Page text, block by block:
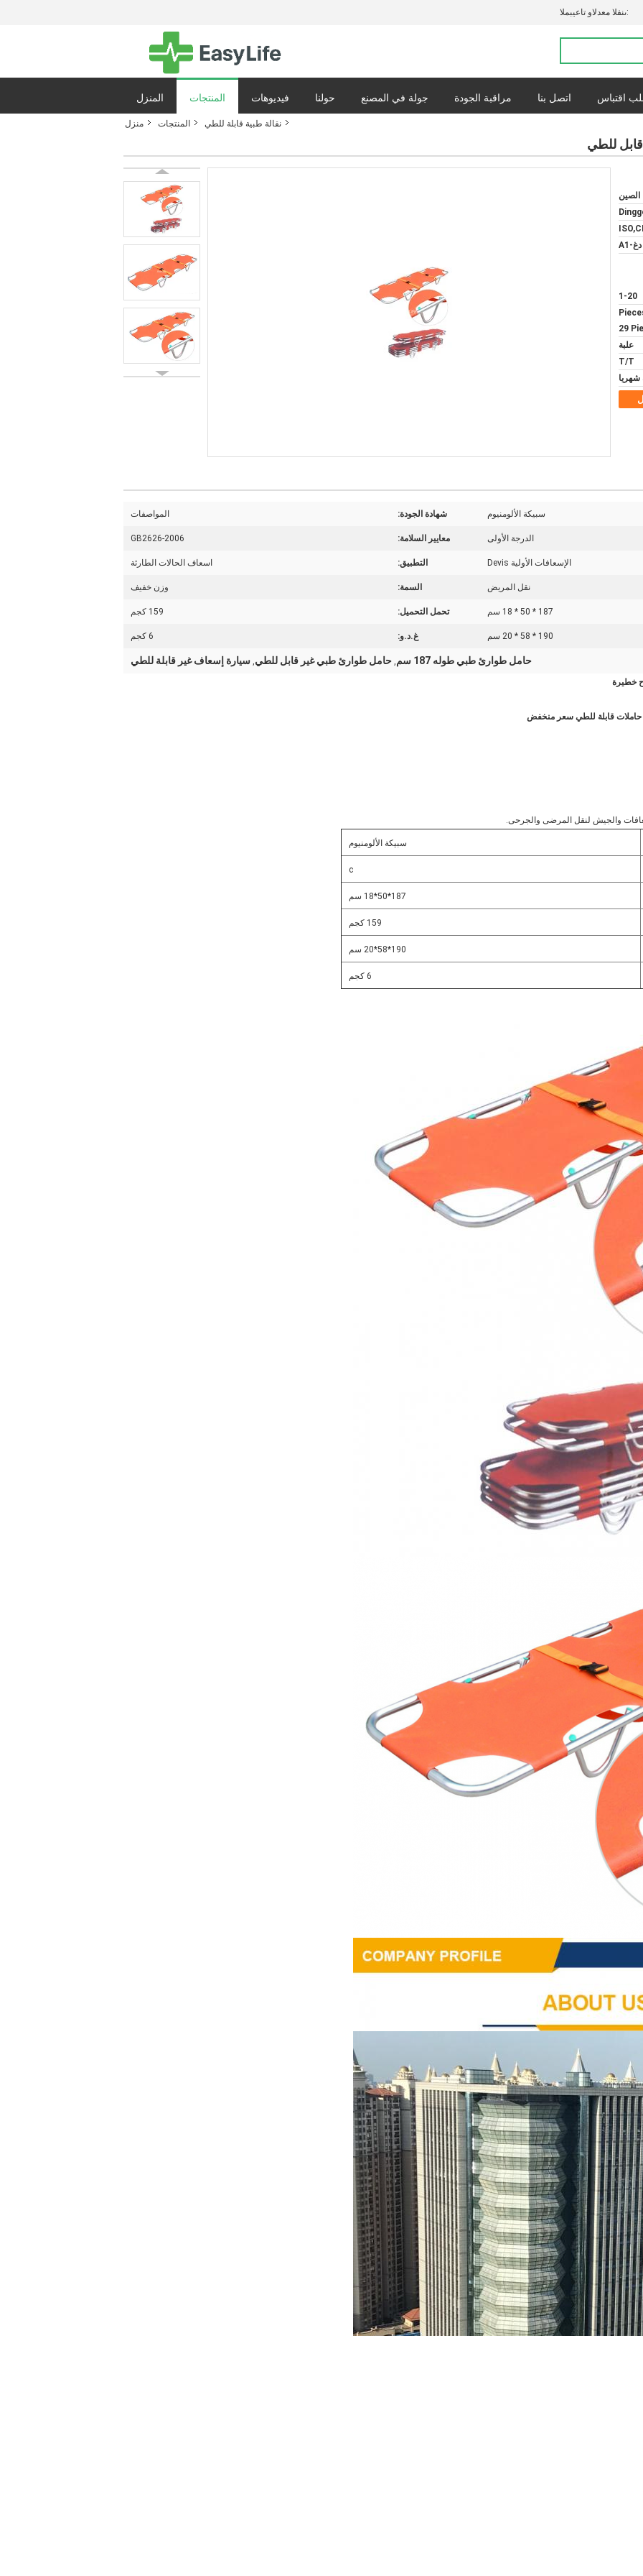
المبيعات والدعم الفنى:
المنزل المنتجات فيديوهات حولنا جولة في المصنع مراقبة الجودة اتصل بنا اقتباس
منزل المنتجات نقالة طبية قابلة للطي
الصين
دغ-A1
1-20
$28.00 - $
29
علبة
T/T
سبيكة الألومنيوم شهادة الجودة: المواصفات
الدرجة الأولى معايير السلامة: GB2626-2006
الإسعافات الأولية Devis التطبيق: اسعاف الحالات الطارئة
نقل المريض السمة: وزن خفيف
187 * 50 * 18 سم تحمل التحميل: 159 كجم
190 * 58 * 20 سم غ.د.و: 6 كجم
حامل طوارئ طبي طوله 187 سم , حامل طوارئ طبي غير قابل للطي, سيارة إسعاف غير قابلة للطي
خطيرة
حاملات قابلة للطي سعر منخفض
والجيش لنقل المرضى والجرحى.
سبيكة الألومنيوم
c
187*50*18 سم
159 كجم
190*58*20 سم
6 كجم